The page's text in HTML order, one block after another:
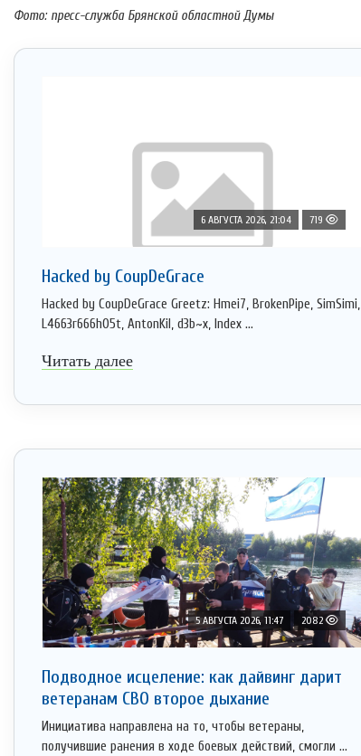
Фото: пресс-служба Брянской областной Думы
6 АВГУСТА 2026, 21:04 719
Hacked by CoupDeGrace
Hacked by CoupDeGrace Greetz: Hmei7, BrokenPipe, SimSimi,
L4663r666h05t, AntonKil, d3b~x, Index ...
Читать далее
5 АВГУСТА 2026, 11:47 2082
Подводное исцеление: как дайвинг дарит
ветеранам СВО второе дыхание
Инициатива направлена на то, чтобы ветераны,
получившие ранения в ходе боевых действий, смогли ...